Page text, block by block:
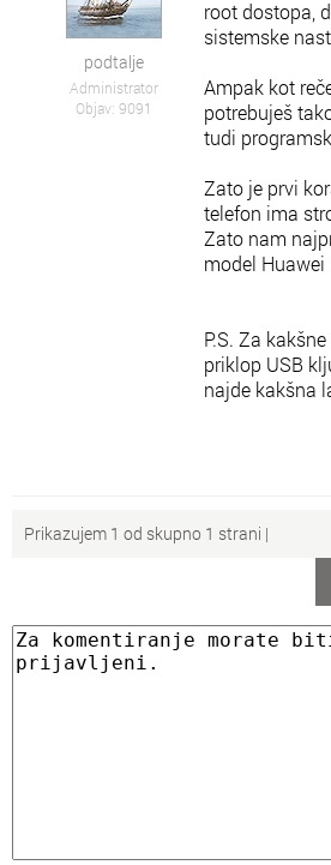
podtalje
Administrator
Objav: 9091
root dostopa,
sistemske
Ampak kot
potrebuješ
tudi
Zato je prvi
telefon ima
Zato nam
model
P.S. Za
priklop USB
najde kakšna
Prikazujem 1 od skupno 1 strani |